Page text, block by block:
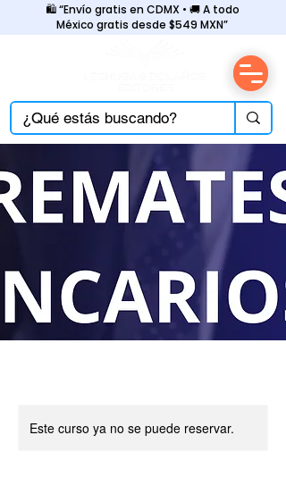
🛍️ “Envío gratis en CDMX • 🚚 A todo
México gratis desde $549 MXN”
Este curso ya no se puede reservar.